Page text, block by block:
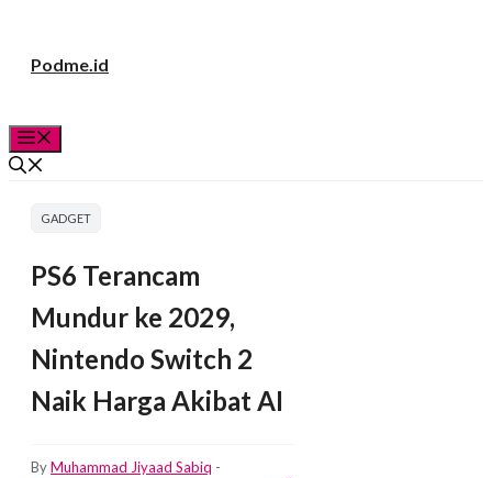
Podme.id
GADGET
PS6 Terancam
Mundur ke 2029,
Nintendo Switch 2
Naik Harga Akibat AI
ByMuhammad Jiyaad Sabiq -